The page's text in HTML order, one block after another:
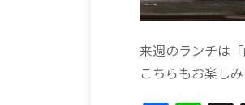
来週のランチは
こちらもお楽しみ